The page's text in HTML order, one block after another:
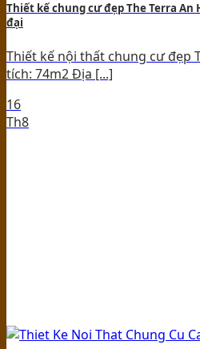
Thiết kế chung cư đẹp The Terra
đại
Thiết kế nội thất chung cư đẹp
tích: 74m2 Địa [...]
16
Th8